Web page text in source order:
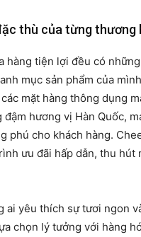
thù của từng thương
hàng tiện lợi đều có
mục sản phẩm của
mặt hàng thông dụng
đậm hương vị Hàn Quốc,
phú cho khách hàng.
ưu đãi hấp dẫn, thu hút
ai yêu thích sự tươi ngon
chọn lý tưởng với hàng